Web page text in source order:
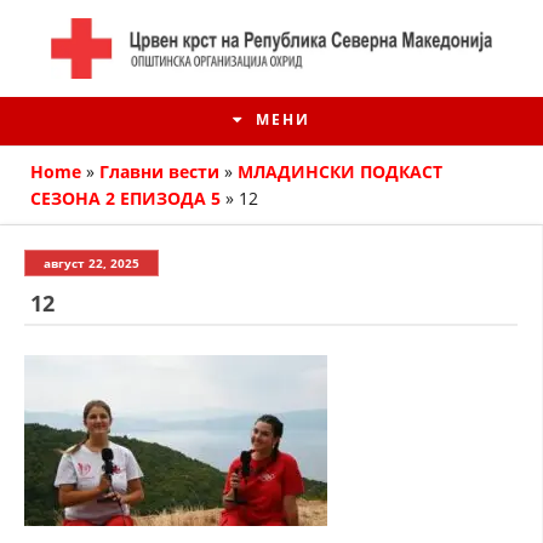
МЕНИ
ИСТОРИЈАТ НА ЦКРМ
ИСТОРИЈАТ НА ДВИЖЕЊЕТО
Home » Главни вести » МЛАДИНСКИ ПОДКАСТ
СЕЗОНА 2 ЕПИЗОДА 5 » 12
август 22, 2025
12